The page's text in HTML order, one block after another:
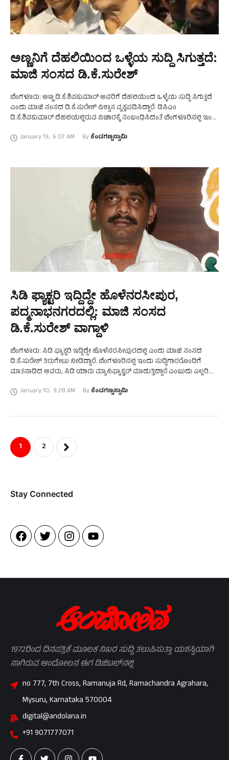
ಅಣ್ಣನಿಗೆ ದೆಹಲಿಯಿಂದ ಒಳ್ಳೆಯ ಸುದ್ದಿ ಸಿಗುತ್ತದೆ:
ಮಾಜಿ ಸಂಸದ ಡಿ.ಕೆ.ಸುರೇಶ್
ಬೆಂಗಳೂರು: ಅಣ್ಣ ಡಿ.ಕೆ.ಶಿವಕುಮಾರ್‌ ಅವರಿಗೆ ದೆಹಲಿಯಿಂದ ಒಳ್ಳೆಯ ಸುದ್ದಿ ಸಿಗುತ್ತದೆ
ಎಂದು ಮಾಜಿ ಸಂಸದ ಡಿ.ಕೆ.ಸುರೇಶ್‌ ವಿಶ್ವಾಸ ವ್ಯಕ್ತಪಡಿಸಿದ್ದಾರೆ. ಡಿಸಿಎಂ
ಡಿ.ಕೆ.ಶಿವಕುಮಾರ್‌ ದೆಹಲಿಯಲ್ಲಿರುವ ವಿಚಾರಕ್ಕೆ ಸಂಬಂಧಿಸಿದಂತೆ ಬೆಂಗಳೂರಿನಲ್ಲಿ ಇಂದು
ಸುಗ್ಗಿ ಕೊಡುತ್ತಾ ಎನ್ನುವ …
January 19, 6:07 AM By ಕೆಂಡಗಣ್ಣಸ್ವಾಮಿ
ಸಿಡಿ ಫ್ಯಾಕ್ಟರಿ ಇದ್ದಿದ್ದೇ ಹೊಳೆನರಸೀಪುರ,
ಪದ್ಮನಾಭನಗರದಲ್ಲಿ: ಮಾಜಿ ಸಂಸದ
ಡಿ.ಕೆ.ಸುರೇಶ್‌ ವಾಗ್ದಾಳಿ
ಬೆಂಗಳೂರು: ಸಿಡಿ ಫ್ಯಾಕ್ಟರಿ ಇದ್ದಿದ್ದೇ ಹೊಳೆನರಸೀಪುರದಲ್ಲಿ ಎಂದು ಮಾಜಿ ಸಂಸದ
ಡಿ.ಕೆ.ಸುರೇಶ್‌ ತಿರುಗೇಟು ನೀಡಿದ್ದಾರೆ. ಬೆಂಗಳೂರಿನಲ್ಲಿ ಇಂದು ಸುದ್ದಿಗಾರರೊಂದಿಗೆ
ಮಾತನಾಡಿದ ಅವರು, ಸಿಡಿ ಯಾರು ಮ್ಯಾನಿಫ್ಯಾಕ್ಚರ್‌ ಮಾಡುತ್ತಿದ್ದಾರೆ ಎಂಬುದು ಎಲ್ಲರಿಗೂ
January 10, 9:28 AM By ಕೆಂಡಗಣ್ಣಸ್ವಾಮಿ
1 2
Stay Connected​
1972ರಿಂದ ದಿನಪತ್ರಿಕೆ ಮೂಲಕ ನಿಖರ ಸುದ್ದಿ ತಲುಪಿಸುತ್ತಾ ಯಶಸ್ವಿಯಾಗಿ
ಸಾಗಿರುವ ಆಂದೋಲನ ಈಗ ಡಿಜಿಟಲ್‌ನಲ್ಲಿ
no 777, 7th Cross, Ramanuja Rd, Ramachandra Agrahara,
Mysuru, Karnataka 570004
digital@andolana.in
+91 9071777071